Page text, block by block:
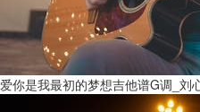
爱你是我最初的梦想吉他谱G调_刘